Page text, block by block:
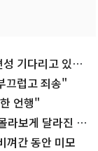
기다리고 있
끄럽고 죄송"
언행"
라보게 달라진 근
껴간 동안 미모